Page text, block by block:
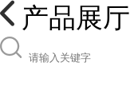
产品展厅